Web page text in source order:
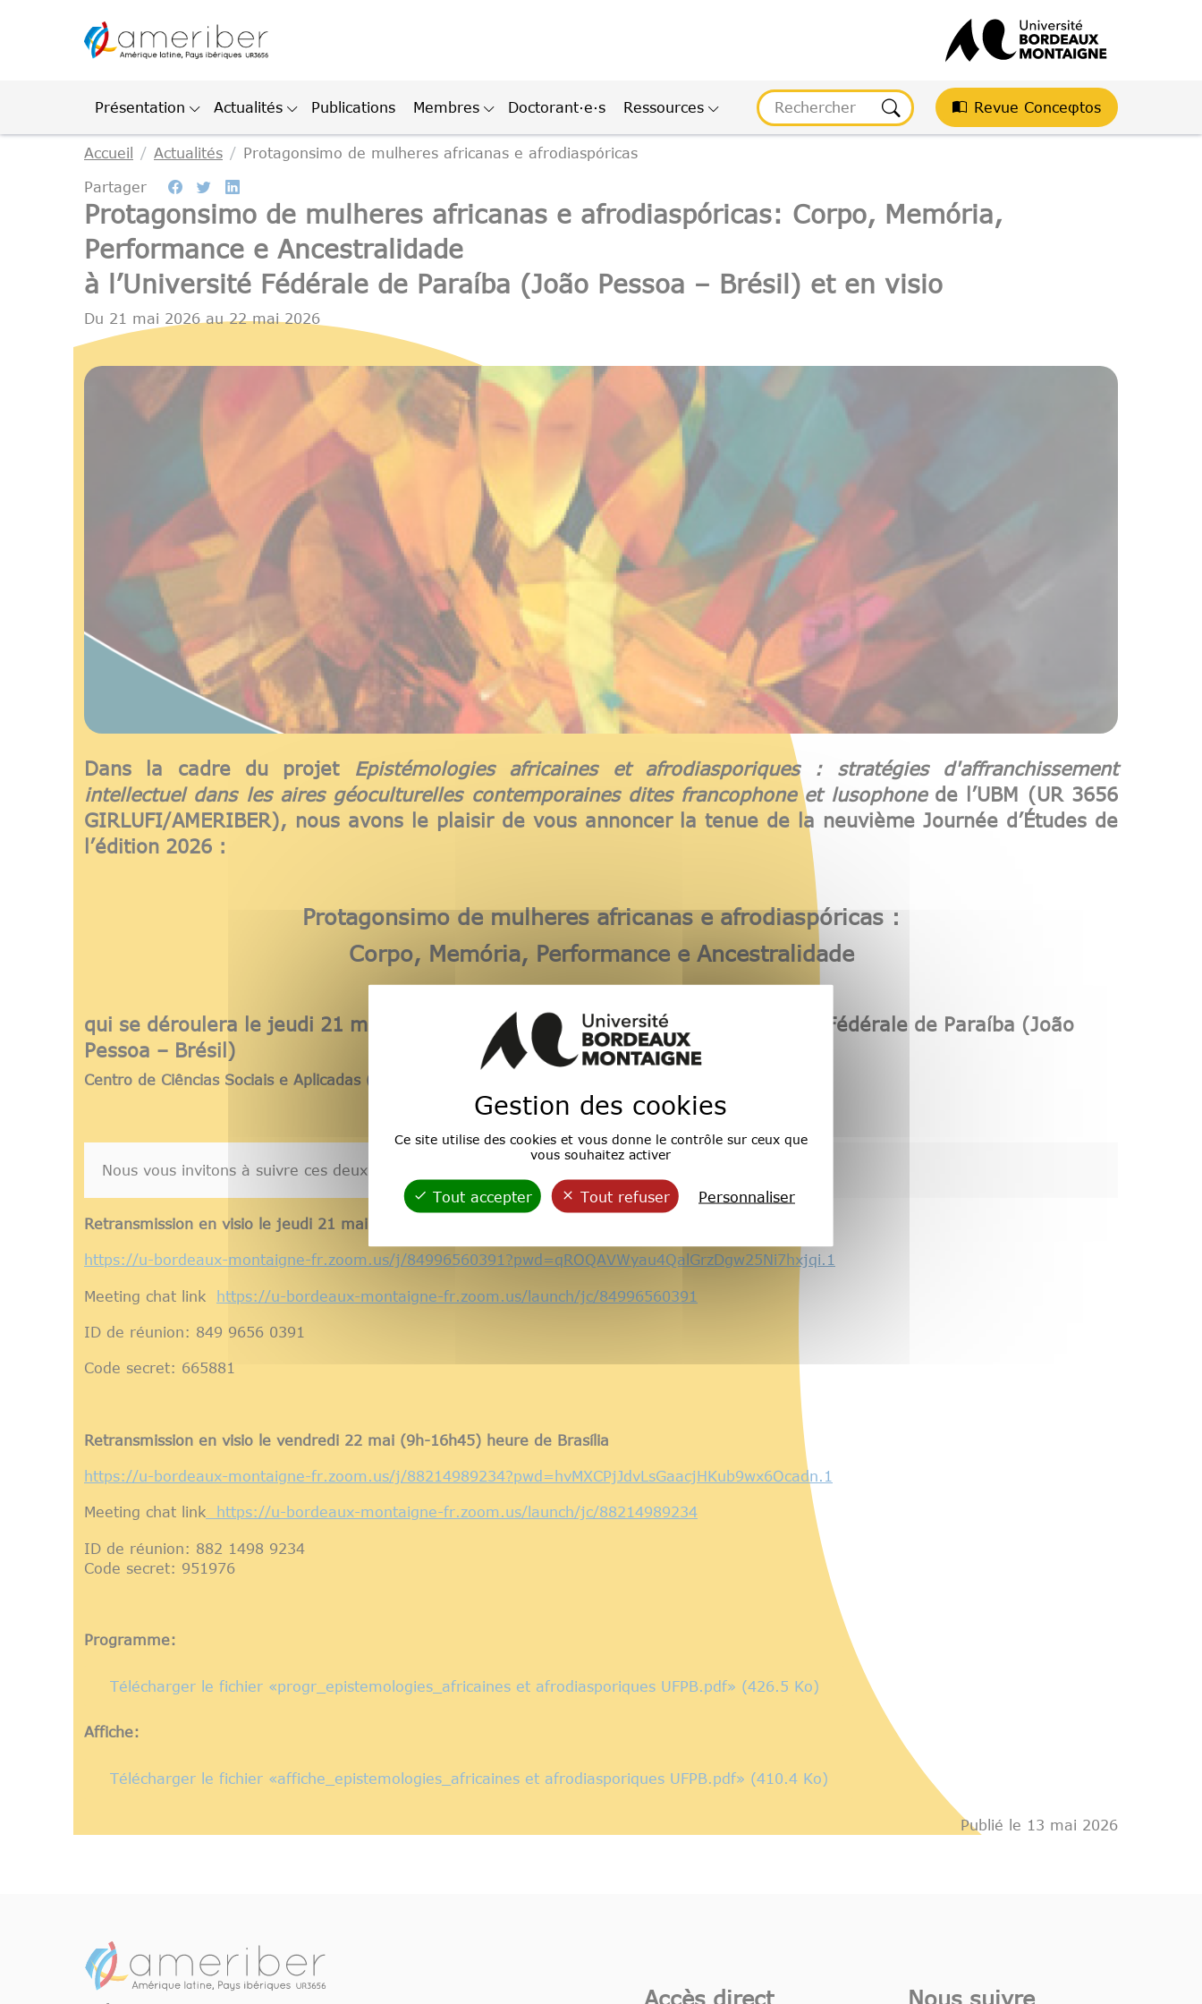
Présentation Actualités Publications Membres Doctorant·e·s Ressources Revue Conceφtos
Accueil Actualités Protagonsimo de mulheres africanas e afrodiaspóricas
Partager
Protagonsimo de mulheres africanas e afrodiaspóricas: Corpo, Memória,
Performance e Ancestralidade
à l’Université Fédérale de Paraíba (João Pessoa – Brésil) et en visio
Du 21 mai 2026 au22 mai 2026
Dans la cadre du projet Epistémologies africaines et afrodiasporiques : stratégies d'affranchissement
intellectuel dans les aires géoculturelles contemporaines dites francophone et lusophone de l’UBM (UR 3656
GIRLUFI/AMERIBER), nous avons le plaisir de vous annoncer la tenue de la neuvièmeJournée d’Études de
l’édition 2026 :
Protagonsimo de mulheres africanas e afrodiaspóricas :
Corpo, Memória, Performance e Ancestralidade
qui se déroulera le jeudi 21 mai et le vendredi 22 maiprochains à l’Université Fédérale de Paraíba (João
Pessoa – Brésil)
Centro de Ciências Sociais e Aplicadas (CCSA) da UFPB – Auditório 211
Nous vous invitons à suivre ces deux Journées via le lien ci-dessous :
Retransmission en visio le jeudi 21 mai
https://u-bordeaux-montaigne-fr.zoom.us/j/84996560391?pwd=qROQAVWyau4QalGrzDgw25Ni7hxjqi.1
Meeting chat link https://u-bordeaux-montaigne-fr.zoom.us/launch/jc/84996560391
ID de réunion: 849 9656 0391
Code secret: 665881
Retransmission en visio le vendredi 22 mai (9h-16h45) heure de Brasília
https://u-bordeaux-montaigne-fr.zoom.us/j/88214989234?pwd=hvMXCPjJdvLsGaacjHKub9wx6Ocadn.1
Meeting chat link https://u-bordeaux-montaigne-fr.zoom.us/launch/jc/88214989234
ID de réunion: 882 1498 9234
Code secret: 951976
Programme:
Télécharger le fichier «progr_epistemologies_africaines et afrodiasporiques UFPB.pdf» (426.5 Ko)
Affiche:
Télécharger le fichier «affiche_epistemologies_africaines et afrodiasporiques UFPB.pdf» (410.4 Ko)
Publié le 13 mai 2026
Accès direct Nous suivre
Gestion des cookies
Ce site utilise des cookies et vous donne le contrôle sur ceux que
vous souhaitez activer
Tout accepter Tout refuser Personnaliser